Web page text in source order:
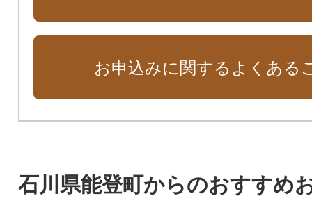
お申込みに関するよくある
石川県能登町からのおすすめ